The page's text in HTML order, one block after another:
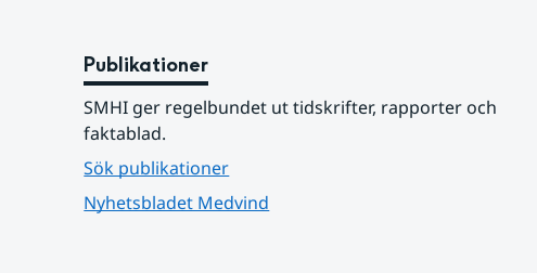
Publikationer
SMHI ger regelbundet ut tidskrifter, rapporter och
faktablad.
Sök publikationer
Nyhetsbladet Medvind